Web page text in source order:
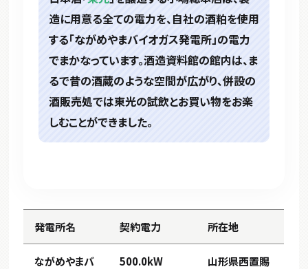
造に用意る全ての電力を、自社の酒粕を使用
する「ながめやまバイオガス発電所」の電力
でまかなっています。酒造資料館の館内は、ま
るで昔の酒蔵のような空間が広がり、併設の
酒販売処では東光の試飲とお買い物をお楽
しむことができました。
発電所名 契約電力 所在地
ながめやまバ
500.0kW
山形県西置賜